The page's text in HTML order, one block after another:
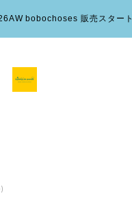
bobochoses 販売スタート